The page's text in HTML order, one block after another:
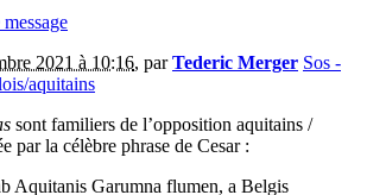
2021 à 10:16, parTederic Merger Sos -
aquitains
sont familiers de l’opposition aquitains /
par la célèbre phrase de Cesar :
Aquitanis Garumna flumen, a Belgis